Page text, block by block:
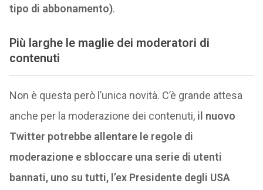
tipo di abbonamento).
Più larghe le maglie dei moderatori di
contenuti
Non è questa però l’unica novità. C’è grande attesa
anche per la moderazione dei contenuti, il nuovo
Twitter potrebbe allentare le regole di
moderazione e sbloccare una serie di utenti
bannati, uno su tutti, l’ex Presidente degli USA